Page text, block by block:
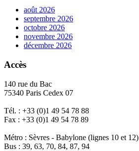
août 2026
septembre 2026
octobre 2026
novembre 2026
décembre 2026
Accès
140 rue du Bac
75340 Paris Cedex 07
Tél. : +33 (0)1 49 54 78 88
Fax : +33 (0)1 49 54 78 89
Métro : Sèvres - Babylone (lignes 10 et 12)
Bus : 39, 63, 70, 84, 87, 94